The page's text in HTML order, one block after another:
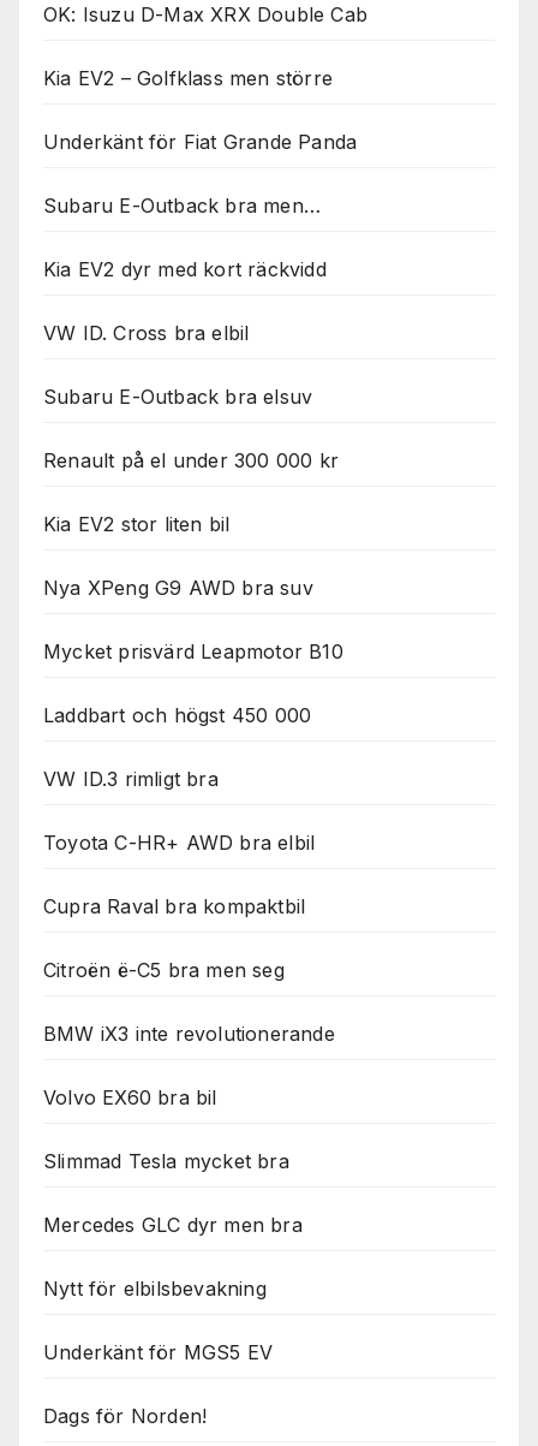
OK: Isuzu D-Max XRX Double Cab
Kia EV2 – Golfklass men större
Underkänt för Fiat Grande Panda
Subaru E-Outback bra men…
Kia EV2 dyr med kort räckvidd
VW ID. Cross bra elbil
Subaru E-Outback bra elsuv
Renault på el under 300 000 kr
Kia EV2 stor liten bil
Nya XPeng G9 AWD bra suv
Mycket prisvärd Leapmotor B10
Laddbart och högst 450 000
VW ID.3 rimligt bra
Toyota C-HR+ AWD bra elbil
Cupra Raval bra kompaktbil
Citroën ë-C5 bra men seg
BMW iX3 inte revolutionerande
Volvo EX60 bra bil
Slimmad Tesla mycket bra
Mercedes GLC dyr men bra
Nytt för elbilsbevakning
Underkänt för MGS5 EV
Dags för Norden!